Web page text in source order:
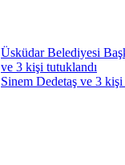
Üsküdar Belediyesi
ve 3 kişi tutuklandı
Sinem Dedetaş ve 3